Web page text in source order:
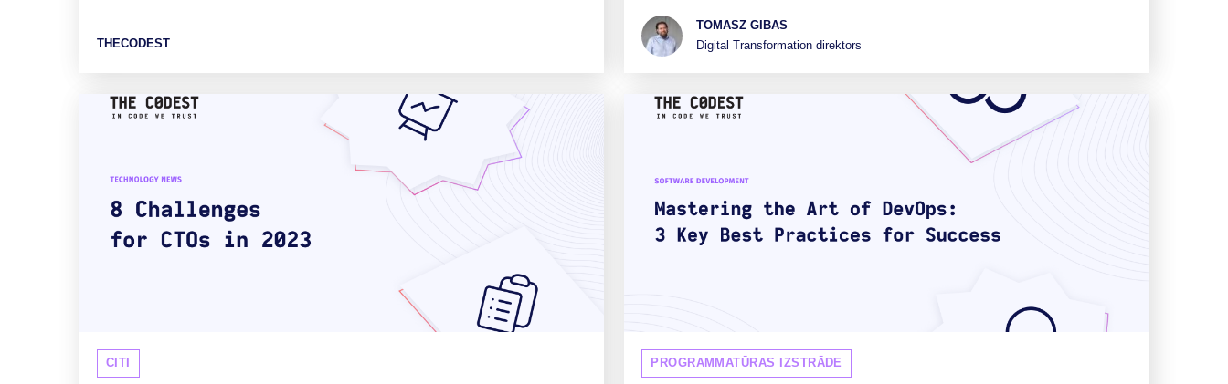
THECODEST
TOMASZ GIBAS
Digital Transformation direktors
CITI PROGRAMMATŪRAS IZSTRĀDE